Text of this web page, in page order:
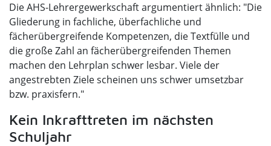
Die AHS-Lehrergewerkschaft argumentiert ähnlich: "Die
Gliederung in fachliche, überfachliche und
fächerübergreifende Kompetenzen, die Textfülle und
die große Zahl an fächerübergreifenden Themen
machen den Lehrplan schwer lesbar. Viele der
angestrebten Ziele scheinen uns schwer umsetzbar
bzw. praxisfern."
Kein Inkrafttreten im nächsten
Schuljahr